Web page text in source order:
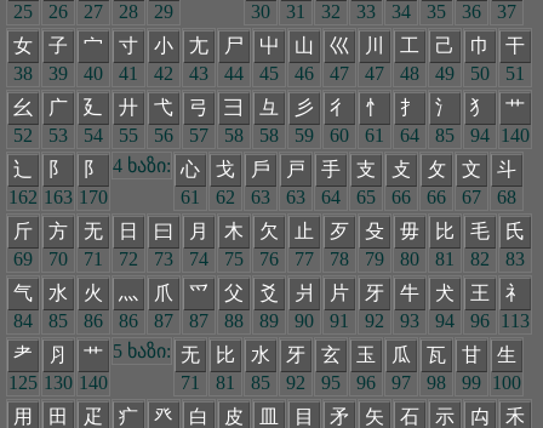
25
26
27
28
29
30
31
32
33
34
35
36
37
女
38
子
39
宀
40
寸
41
小
42
尢
43
尸
44
屮
45
山
46
巛
47
川
47
工
48
己
49
巾
50
干
51
幺
52
广
53
廴
54
廾
55
弋
56
弓
57
彐
58
彑
58
彡
59
彳
60
忄
61
扌
64
氵
85
犭
94
艹
140
辶
162
阝
163
阝
170
4 ხაზი: 心
61
戈
62
戶
63
戸
63
手
64
支
65
攴
66
攵
66
文
67
斗
68
斤
69
方
70
无
71
日
72
曰
73
月
74
木
75
欠
76
止
77
歹
78
殳
79
毋
80
比
81
毛
82
氏
83
气
84
水
85
火
86
灬
86
爪
87
爫
87
父
88
爻
89
爿
90
片
91
牙
92
牛
93
犬
94
王
96
礻
113
耂
125
⺼
130
艹
140
5 ხაზი: 无
71
比
81
水
85
牙
92
玄
95
玉
96
瓜
97
瓦
98
甘
99
生
100
用
田
疋
疒
癶
白
皮
皿
目
矛
矢
石
示
禸
禾